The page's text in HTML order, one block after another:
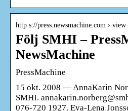
http s://press.newsmachine.com › view
Följ SMHI –
NewsMachine
PressMachine
15 okt. 2008 — AnnaKarin
SMHI.
076-720 1927. Eva-Lena